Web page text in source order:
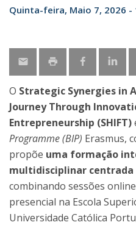
Quinta-feira, Maio 7, 2026 -
O Strategic Synergies in
Journey Through
Entrepreneurship (SHIFT)
Programme (BIP) Erasmus,
propõe uma formação
multidisciplinar
combinando sessões
presencial na Escola
Universidade Católica